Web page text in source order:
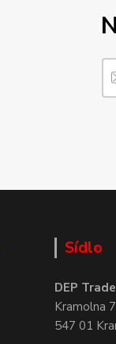
Sídlo
DEP
Kramolna
547 01